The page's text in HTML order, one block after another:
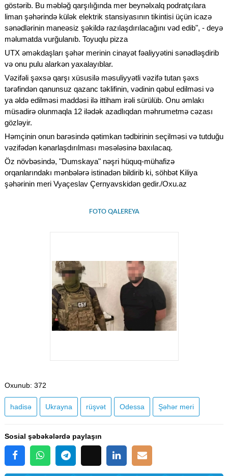
göstərib. Bu məbləğ qarşılığında mer beynəlxalq podratçılara
liman şəhərində külək elektrik stansiyasının tikintisi üçün icazə
sənədlərinin maneəsiz şəkildə razılaşdırılacağını vəd edib", - deyə
məlumatda vurğulanıb. Toyuqlu pizza
UTX əməkdaşları şəhər merinin cinayət fəaliyyətini sənədləşdirib
və onu pulu alarkən yaxalayıblar.
Vəzifəli şəxsə qarşı xüsusilə məsuliyyətli vəzifə tutan şəxs
tərəfindən qanunsuz qazanc təklifinin, vədinin qəbul edilməsi və
ya əldə edilməsi maddəsi ilə ittiham irəli sürülüb. Onu əmlakı
müsadirə olunmaqla 12 ilədək azadlıqdan məhrumetmə cəzası
gözləyir.
Həmçinin onun barəsində qətimkan tədbirinin seçilməsi və tutduğu
vəzifədən kənarlaşdırılması məsələsinə baxılacaq.
Öz növbəsində, "Dumskaya" nəşri hüquq-mühafizə
orqanlarındakı mənbələrə istinadən bildirib ki, söhbət Kiliya
şəhərinin meri Vyaçeslav Çernyavskidən gedir./Oxu.az
FOTO QALEREYA
Oxunub: 372
hadisə Ukrayna rüşvət Odessa Şəhər meri
Sosial şəbəkələrdə paylaşın